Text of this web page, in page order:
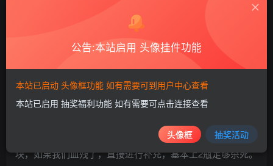
的时候怎么打，很多玩家都不知道，小编已经总结出来了，
1、近身打，符不推荐玄冰符，白无常不像黑无常好
2、直接无脑近身打，白无常血不厚，打几下掉一大
块，如果我们血残了，直接进行补充，基本上2瓶足够杀死。
公告:本站启用 头像挂件功能
本站已启动 头像框功能 如有需要可到用户中心查看
本站已启用 抽奖福利功能 如有需要可点击连接查看
头像框 抽奖活动